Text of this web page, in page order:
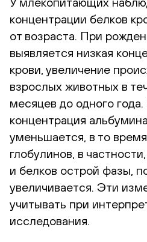
концентрации белков
от возраста. При
выявляется низкая
крови, увеличение
взрослых животных в
месяцев до одного
концентрация
уменьшается, в то
глобулинов, в
и белков острой фазы,
увеличивается. Эти
учитывать при
исследования.